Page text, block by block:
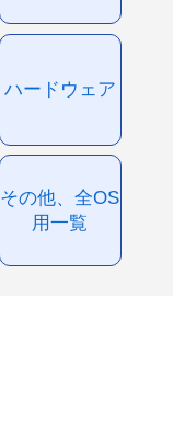
ハードウェア
その他、全OS
用一覧